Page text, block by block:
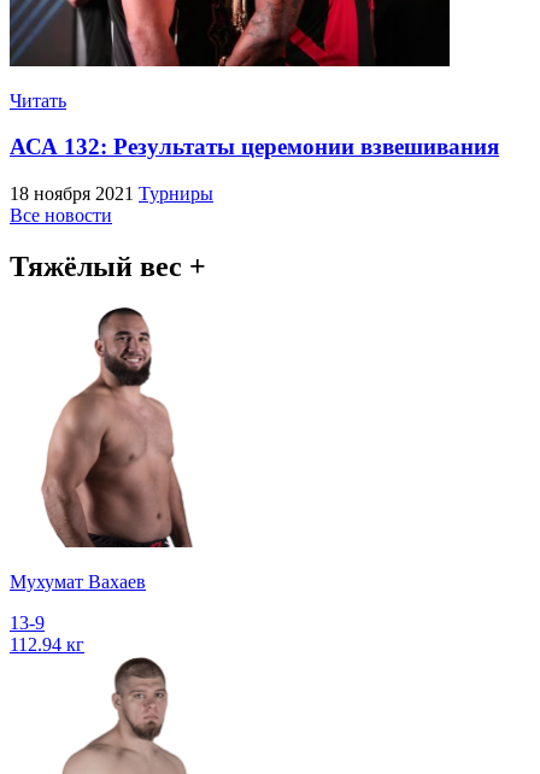
Читать
АСА 132: Результаты церемонии взвешивания
18 ноября 2021 Турниры
Все новости
Тяжёлый вес +
Мухумат Вахаев
13-9
112.94 кг